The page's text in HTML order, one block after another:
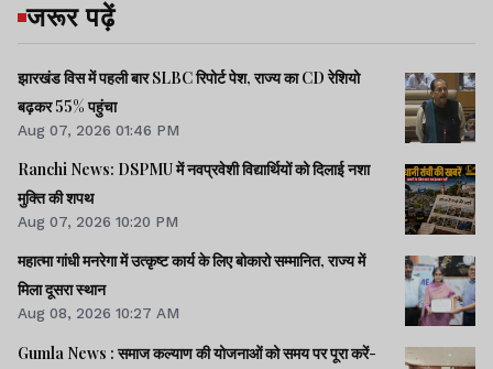
जरूर पढ़ें
झारखंड विस में पहली बार SLBC रिपोर्ट पेश, राज्य का CD रेशियो
बढ़कर 55% पहुंचा
Aug 07, 2026 01:46 PM
Ranchi News: DSPMU में नवप्रवेशी विद्यार्थियों को दिलाई नशा
मुक्ति की शपथ
Aug 07, 2026 10:20 PM
महात्मा गांधी मनरेगा में उत्कृष्ट कार्य के लिए बोकारो सम्मानित, राज्य में
मिला दूसरा स्थान
Aug 08, 2026 10:27 AM
Gumla News : समाज कल्याण की योजनाओं को समय पर पूरा करें-